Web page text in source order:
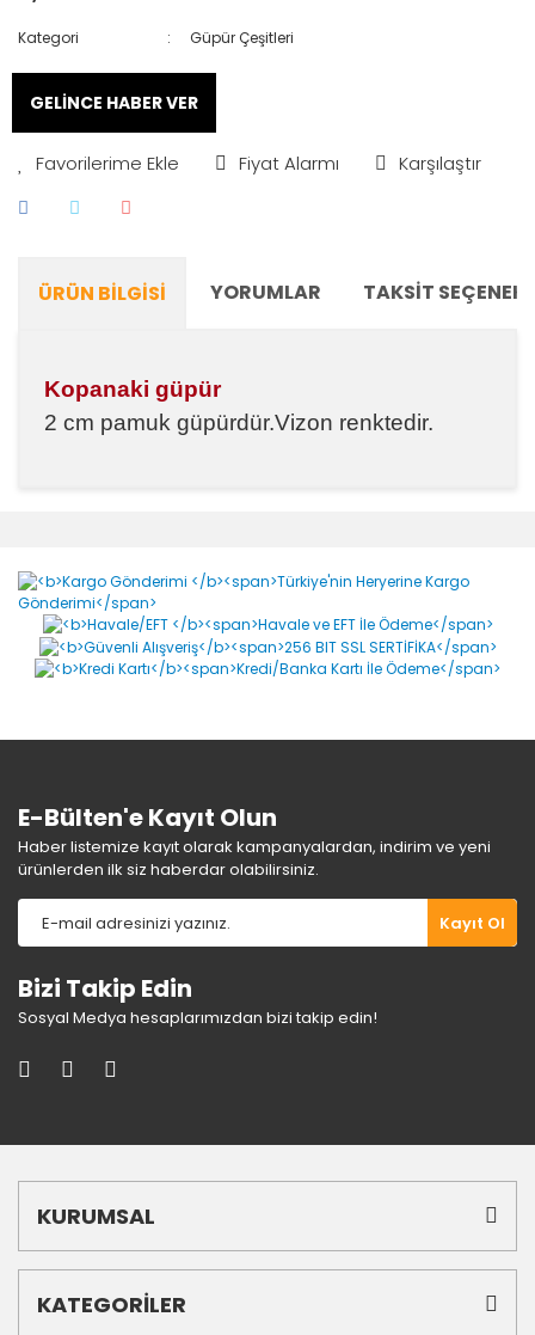
Kategori Güpür Çeşitleri
GELİNCE HABER VER
Fiyat Alarmı Karşılaştır
ÜRÜN BILGISI YORUMLAR TAKSIT
Kopanaki güpür
2 cm pamuk güpürdür.Vizon renktedir.
Yorum Yaz
Ürün resmi kalitesiz, bozuk veya görüntülenemiyor.
Ürün açıklamasında eksik bilgiler bulunuyor.
Ürün bilgilerinde hatalar bulunuyor.
E-Bülten'e Kayıt Olun
Haber listemize kayıt olarak kampanyalardan, indirim ve yeni
ürünlerden ilk siz haberdar olabilirsiniz.
Kayıt Ol
Bizi Takip Edin
Sosyal Medya hesaplarımızdan bizi takip edin!
KURUMSAL
KATEGORİLER